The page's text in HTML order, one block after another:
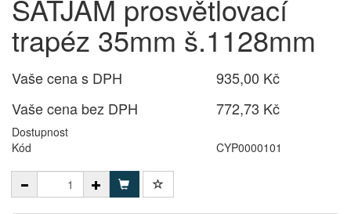
SATJAM prosvětlovací
trapéz 35mm š.1128mm
Vaše cena s DPH
935,00 Kč
Vaše cena bez DPH
772,73 Kč
Dostupnost
Kód
CYP0000101